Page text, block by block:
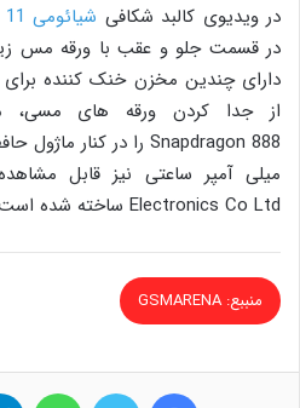
در ویدیوی کالبد شکافی شیائومی Mi 11
در قسمت جلو و عقب با ورقه مس
دارای چندین مخزن خنک کننده
از جدا کردن ورقه های
Electronics Co Ltd ساخته شده است.
منببع: GSMARENA